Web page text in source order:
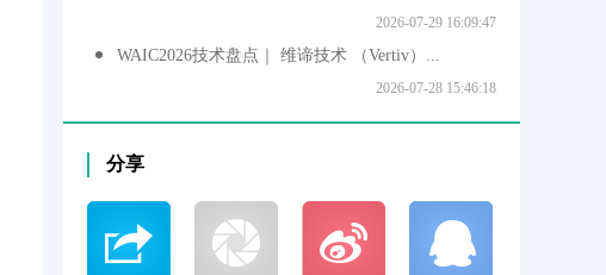
2026-07-29 16:09:47
WAIC2026技术盘点｜ 维谛技术 （Vertiv）...
2026-07-28 15:46:18
分享